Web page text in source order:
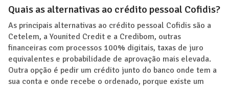
Quais as alternativas ao crédito pessoal Cofidis?
As principais alternativas ao crédito pessoal Cofidis são a
Cetelem, a Younited Credit e a Credibom, outras
financeiras com processos 100% digitais, taxas de juro
equivalentes e probabilidade de aprovação mais elevada.
Outra opção é pedir um crédito junto do banco onde tem a
sua conta e onde recebe o ordenado, porque existe um